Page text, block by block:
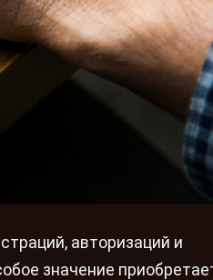
авторизаций и
значение